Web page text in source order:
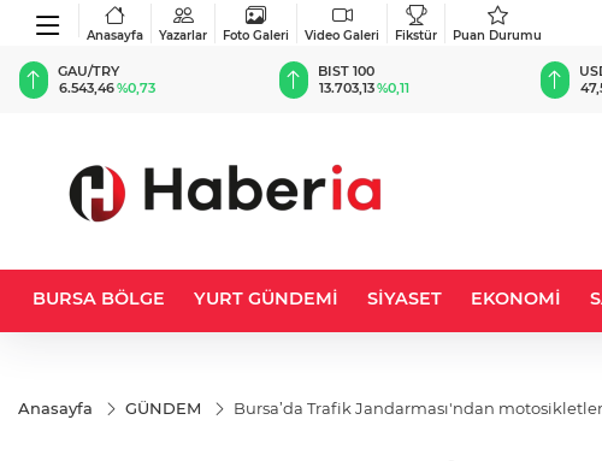
Anasayfa Yazarlar Foto Galeri Video Galeri Fikstür Puan Durumu
BIST 100
13.703,13 %0,11
USD
47,5781%0,04
BURSA BÖLGE YURT GÜNDEMİ SİYASET EKONOMİ
Anasayfa GÜNDEM Bursa’da Trafik Jandarması'ndan